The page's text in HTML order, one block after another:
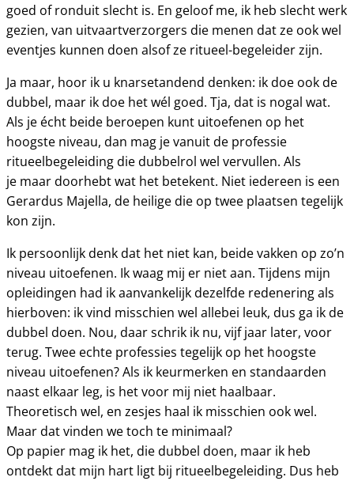
goed of ronduit slecht is. En geloof me, ik heb slecht werk
gezien, van uitvaartverzorgers die menen dat ze ook wel
eventjes kunnen doen alsof ze ritueel-begeleider zijn.
Ja maar, hoor ik u knarsetandend denken: ik doe ook de
dubbel, maar ik doe het wél goed. Tja, dat is nogal wat.
Als je écht beide beroepen kunt uitoefenen op het
hoogste niveau, dan mag je vanuit de professie
ritueelbegeleiding die dubbelrol wel vervullen. Als
je maar doorhebt wat het betekent. Niet iedereen is een
Gerardus Majella, de heilige die op twee plaatsen tegelijk
kon zijn.
Ik persoonlijk denk dat het niet kan, beide vakken op zo’n
niveau uitoefenen. Ik waag mij er niet aan. Tijdens mijn
opleidingen had ik aanvankelijk dezelfde redenering als
hierboven: ik vind misschien wel allebei leuk, dus ga ik de
dubbel doen. Nou, daar schrik ik nu, vijf jaar later, voor
terug. Twee echte professies tegelijk op het hoogste
niveau uitoefenen? Als ik keurmerken en standaarden
naast elkaar leg, is het voor mij niet haalbaar.
Theoretisch wel, en zesjes haal ik misschien ook wel.
Maar dat vinden we toch te minimaal?
Op papier mag ik het, die dubbel doen, maar ik heb
ontdekt dat mijn hart ligt bij ritueelbegeleiding. Dus heb